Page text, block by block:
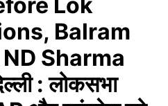
Balram
Sharma
: लोकसभा